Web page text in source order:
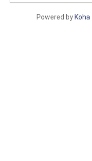
Powered by Koha